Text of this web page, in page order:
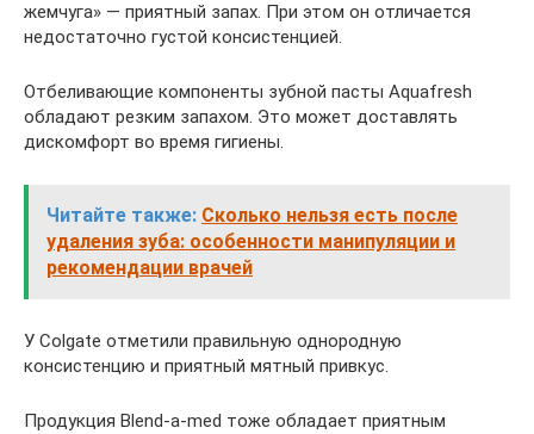
жемчуга» — приятный запах. При этом он отличается
недостаточно густой консистенцией.
Отбеливающие компоненты зубной пасты Aquafresh
обладают резким запахом. Это может доставлять
дискомфорт во время гигиены.
Читайте также: Сколько нельзя есть после
удаления зуба: особенности манипуляции и
рекомендации врачей
У Colgate отметили правильную однородную
консистенцию и приятный мятный привкус.
Продукция Blend-a-med тоже обладает приятным